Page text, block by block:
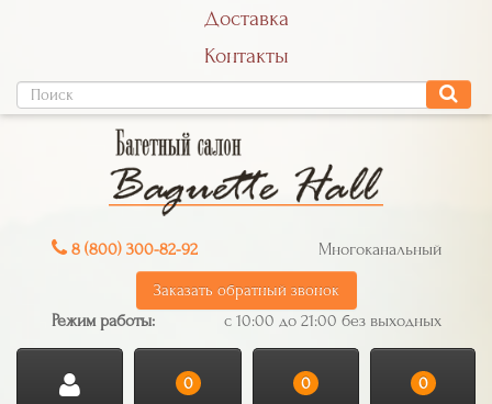
Доставка
Контакты
8 (800) 300-82-92 Многоканальный
Заказать обратный звонок
Режим работы: с 10:00 до 21:00 без выходных
0 0 0